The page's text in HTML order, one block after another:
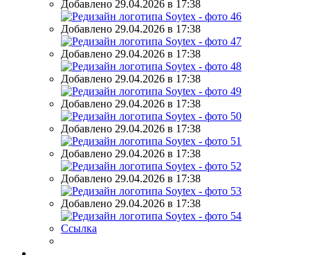
Добавлено 29.04.2026 в 17:38
Добавлено 29.04.2026 в 17:38
Добавлено 29.04.2026 в 17:38
Добавлено 29.04.2026 в 17:38
Добавлено 29.04.2026 в 17:38
Добавлено 29.04.2026 в 17:38
Добавлено 29.04.2026 в 17:38
Добавлено 29.04.2026 в 17:38
Добавлено 29.04.2026 в 17:38
Ссылка